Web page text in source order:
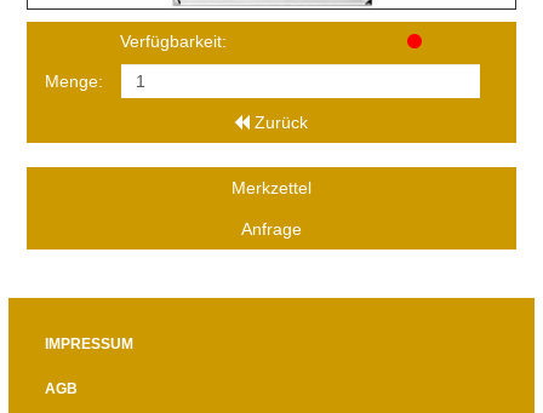
Verfügbarkeit:
Menge:
Zurück
Merkzettel
Anfrage
IMPRESSUM
AGB